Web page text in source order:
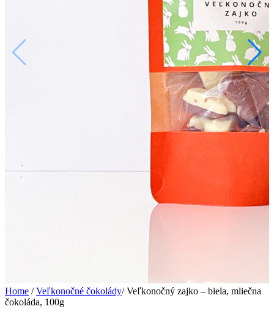
Home / Veľkonočné čokolády/ Veľkonočný zajko – biela, mliečna
čokoláda, 100g